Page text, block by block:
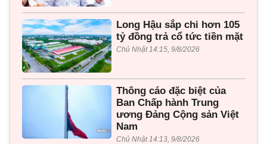
Long Hậu sắp chi hơn 105
tỷ đồng trả cổ tức tiền mặt
Chủ Nhật 14:15, 9/8/2026
Thông cáo đặc biệt của
Ban Chấp hành Trung
ương Đảng Cộng sản Việt
Nam
Chủ Nhật 14:13, 9/8/2026